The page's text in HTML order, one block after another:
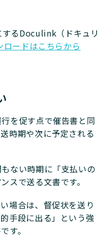
るDoculink（ドキュリ
ードはこちらから
を促す点で催告書と同
時期や次に予定される
ない時期に「支払いの
スで送る文書です。
場合は、督促状を送り
手段に出る」という強
す。